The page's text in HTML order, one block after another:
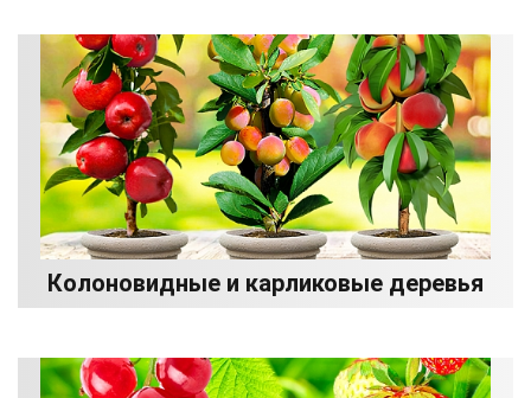
Колоновидные и карликовые деревья